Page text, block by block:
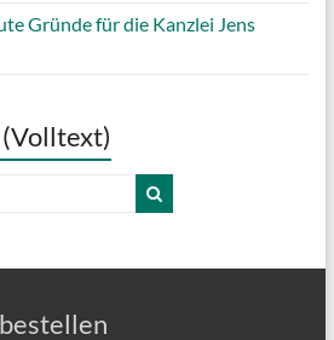
Gründe für die Kanzlei Jens